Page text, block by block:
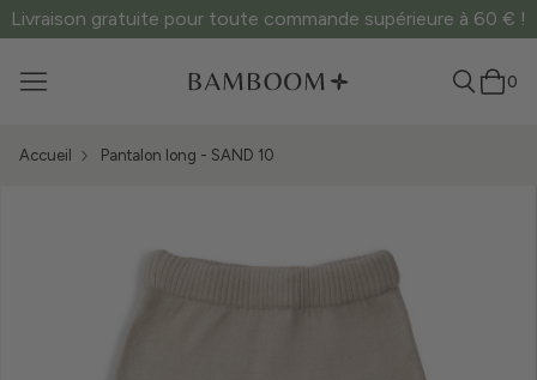
Livraison gratuite pour toute commande supérieure à 60 € !
0
Accueil Pantalon long - SAND 10